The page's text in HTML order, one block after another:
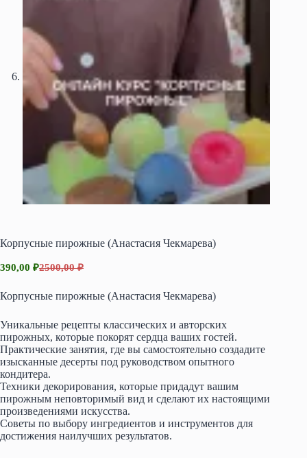
Корпусные пирожные (Анастасия Чекмарева)
2500,00₽
Первоначальная
составляла
390,00 ₽Текущая
390,00 ₽.
Корпусные пирожные (Анастасия Чекмарева)
Уникальные рецепты классических и авторских
пирожных, которые покорят сердца ваших гостей.
Практические занятия, где вы самостоятельно создадите
изысканные десерты под руководством опытного
кондитера.
Техники декорирования, которые придадут вашим
пирожным неповторимый вид и сделают их настоящими
произведениями искусства.
Советы по выбору ингредиентов и инструментов для
достижения наилучших результатов.